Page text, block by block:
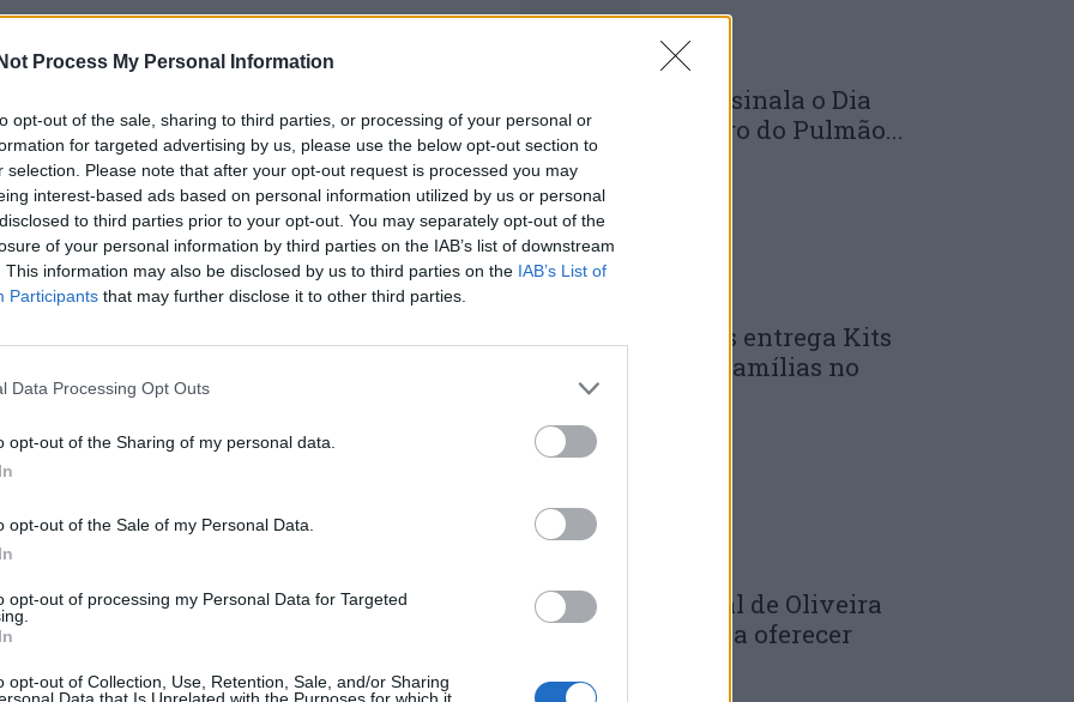
Process My Personal Information
opt-out of the sale, sharing to third parties, or processing of your personal or
for targeted advertising by us, please use the below opt-out section to
selection. Please note that after your opt-out request is processed you may
interest-based ads based on personal information utilized by us or personal
to third parties prior to your opt-out. You may separately opt-out of the
of your personal information by third parties on the IAB’s list of downstream
This information may also be disclosed by us to third parties on the IAB’s List of
Participants that may further disclose it to other third parties.
Data Processing Opt Outs
opt-out of the Sharing of my personal data.
opt-out of the Sale of my Personal Data.
opt-out of processing my Personal Data for Targeted
opt-out of Collection, Use, Retention, Sale, and/or Sharing
Data that Is Unrelated with the Purposes for which it
de 30 metros de altura na Praça 25 de Abril
“Caldas, Natal Encantado”, organizado pelo
Caldas da Rainha e Oeste (ACCCRO) e pela
as iluminações de Natal, ocasião também
Leiria vai estar com decoração e iluminação
isolados, seis edifícios e sete rotundas,
de 305 mil euros, dos quais 181.900 euros é
com iluminações e 63.450 euros com
promover o comércio.
de Covid-19 devido ao aumento da
Lusa o presidente da ACCRO, Luís Gomes.
rua itinerante, aldeia de Natal e presépio no
5 de Outubro (1 a 23 de dezembro), comboio
teatrais, bem como concursos de
e de anjos para as escolas.
ULS da Guarda assinala o Dia
Mundial do Cancro do Pulmão...
Município de Góis entrega Kits
Comunitários às famílias no
âmbito do...
30 DE JULHO, 2026
Câmara Municipal de Oliveira
do Hospital volta a oferecer
30 DE JULHO, 2026